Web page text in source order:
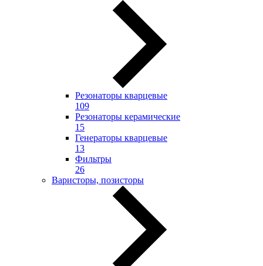
Резонаторы кварцевые
109
Резонаторы керамические
15
Генераторы кварцевые
13
Фильтры
26
Варисторы, позисторы